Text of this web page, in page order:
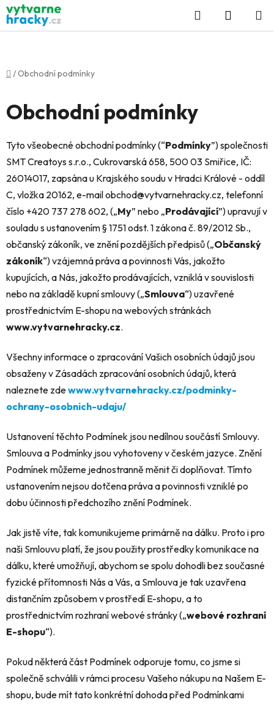
Přejít
na
obsah
Hledat
KOŠÍK
Domů
/Obchodní podmínky
Obchodní podmínky
Tyto všeobecné obchodní podmínky (“Podmínky”) společnosti
SMT Creatoys s.r.o., Cukrovarská 658, 500 03 Smiřice, IČ:
26014017, zapsána u Krajského soudu v Hradci Králové - oddíl
C, vložka 20162, e-mail obchod@vytvarnehracky.cz, telefonní
číslo +420 737 278 602, („My” nebo „Prodávající”) upravují v
souladu s ustanovením § 1751 odst. 1 zákona č. 89/2012 Sb.,
občanský zákoník, ve znění pozdějších předpisů („Občanský
zákoník“) vzájemná práva a povinnosti Vás, jakožto
kupujících, a Nás, jakožto prodávajících, vzniklá v souvislosti
nebo na základě kupní smlouvy („Smlouva“) uzavřené
prostřednictvím E-shopu na webových stránkách
www.vytvarnehracky.cz.
Všechny informace o zpracování Vašich osobních údajů jsou
obsaženy v Zásadách zpracování osobních údajů, která
naleznete zdewww.vytvarnehracky.cz/podminky-
ochrany-osobnich-udaju/
Ustanovení těchto Podmínek jsou nedílnou součástí Smlouvy.
Smlouva a Podmínky jsou vyhotoveny v českém jazyce. Znění
Podmínek můžeme jednostranně měnit či doplňovat. Tímto
ustanovením nejsou dotčena práva a povinnosti vzniklé po
dobu účinnosti předchozího znění Podmínek.
Jak jistě víte, tak komunikujeme primárně na dálku. Proto i pro
naši Smlouvu platí, že jsou použity prostředky komunikace na
dálku, které umožňují, abychom se spolu dohodli bez současné
fyzické přítomnosti Nás a Vás, a Smlouva je tak uzavřena
distančním způsobem v prostředí E-shopu, a to
prostřednictvím rozhraní webové stránky („webové rozhraní
E-shopu“).
Pokud některá část Podmínek odporuje tomu, co jsme si
společně schválili v rámci procesu Vašeho nákupu na Našem E-
shopu, bude mít tato konkrétní dohoda před Podmínkami